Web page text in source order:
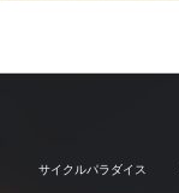
サイクルパラダイス